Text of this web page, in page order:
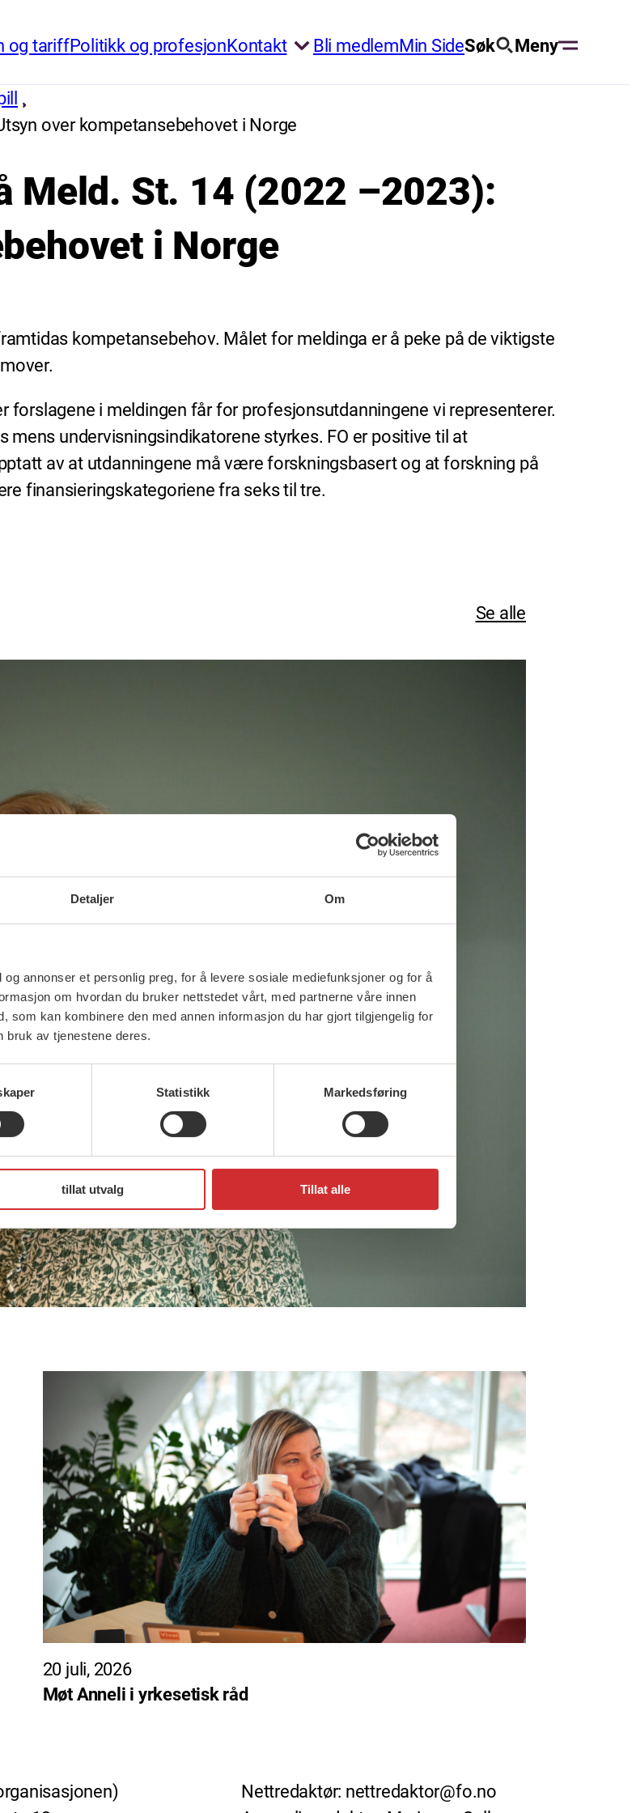
Detaljer Om
annonser et personlig preg, for å levere sosiale mediefunksjoner og for å
om hvordan du bruker nettstedet vårt, med partnerne våre innen
som kan kombinere den med annen informasjon du har gjort tilgjengelig for
bruk av tjenestene deres.
Statistikk Markedsføring
tillat utvalg Tillat alle
og tariffPolitikk og profesjonKontakt Bli medlemMin SideSøk Meny
over kompetansebehovet i Norge
Meld. St. 14 (2022 –2023):
i Norge
kompetansebehov. Målet for meldinga er å peke på de viktigste
forslagene i meldingen får for profesjonsutdanningene vi representerer.
undervisningsindikatorene styrkes. FO er positive til at
av at utdanningene må være forskningsbasert og at forskning på
finansieringskategoriene fra seks til tre.
Se alle
20 juli, 2026
Møt Anneli i yrkesetisk råd
Nettredaktør: nettredaktor@fo.no